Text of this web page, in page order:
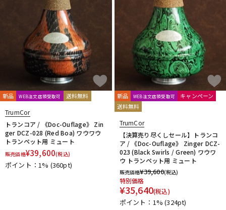
新品 WEB注文店頭受取可 送料無料
TrumCor
トランコア / 《Doc-Ouflage》 Zin
ger DCZ-028 (Red Boa) ワウワウ
トランペット用 ミュート
販売価格¥39,600(税込)
ポイント：1% (360pt)
新品 WEB注文店頭受取可
キャンペーン
送料無料
TrumCor
【決算売り尽くしセール】トランコ
ア / 《Doc-Ouflage》 Zinger DCZ-
023 (Black Swirls / Green) ワウワ
ウ トランペット用 ミュート
販売価格¥39,600(税込)
特別価格
¥35,640(税込)
ポイント：1%(324pt)